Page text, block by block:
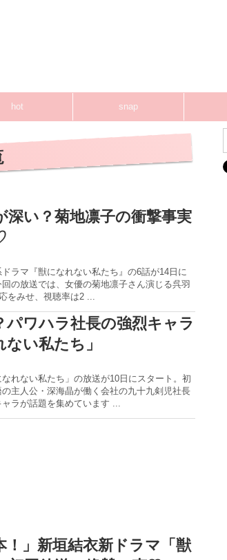
hot snap
深い？菊地凛子の衝撃事実
ラマ『獣になれない私たち』の6話が14日に
の放送では、女優の菊地凛子さん演じる呉羽
をみせ、視聴率は2 ...
パワハラ社長の強烈キャラ
い私たち」
れない私たち」の放送が10日にスタート。初
主人公・深海晶が働く会社の九十九剣児社長
ャラが話題を集めています ...
！」新垣結衣新ドラマ「獣